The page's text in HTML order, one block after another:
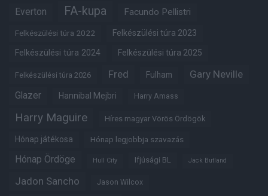
Everton FA-kupa Facundo Pellistri
Felkészülési túra 2022 Felkészülési túra 2023
Felkészülési túra 2024 Felkészülési túra 2025
Felkészülési túra 2026 Fred Fulham Gary Neville
Glazer Hannibal Mejbri Harry Amass
Harry Maguire Híres magyar Vörös Ördögök
Hónap játékosa Hónap legjobbja szavazás
Hónap Ördöge Hull City Ifjúsági BL Jack Butland
Jadon Sancho Jason Wilcox